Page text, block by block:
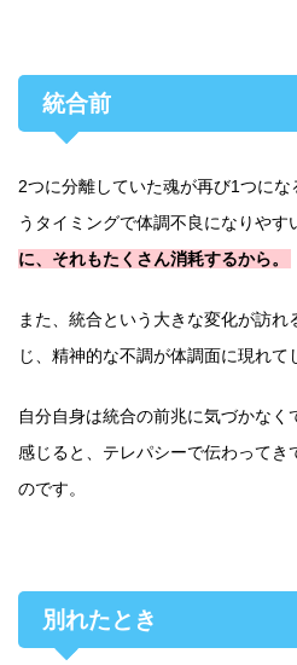
統合前
2つに分離していた魂が再び1つに
うタイミングで体調不良になりやす
に、それもたくさん消耗するから。
また、統合という大きな変化が訪
じ、精神的な不調が体調面に現れて
自分自身は統合の前兆に気づかな
感じると、テレパシーで伝わってき
のです。
別れたとき